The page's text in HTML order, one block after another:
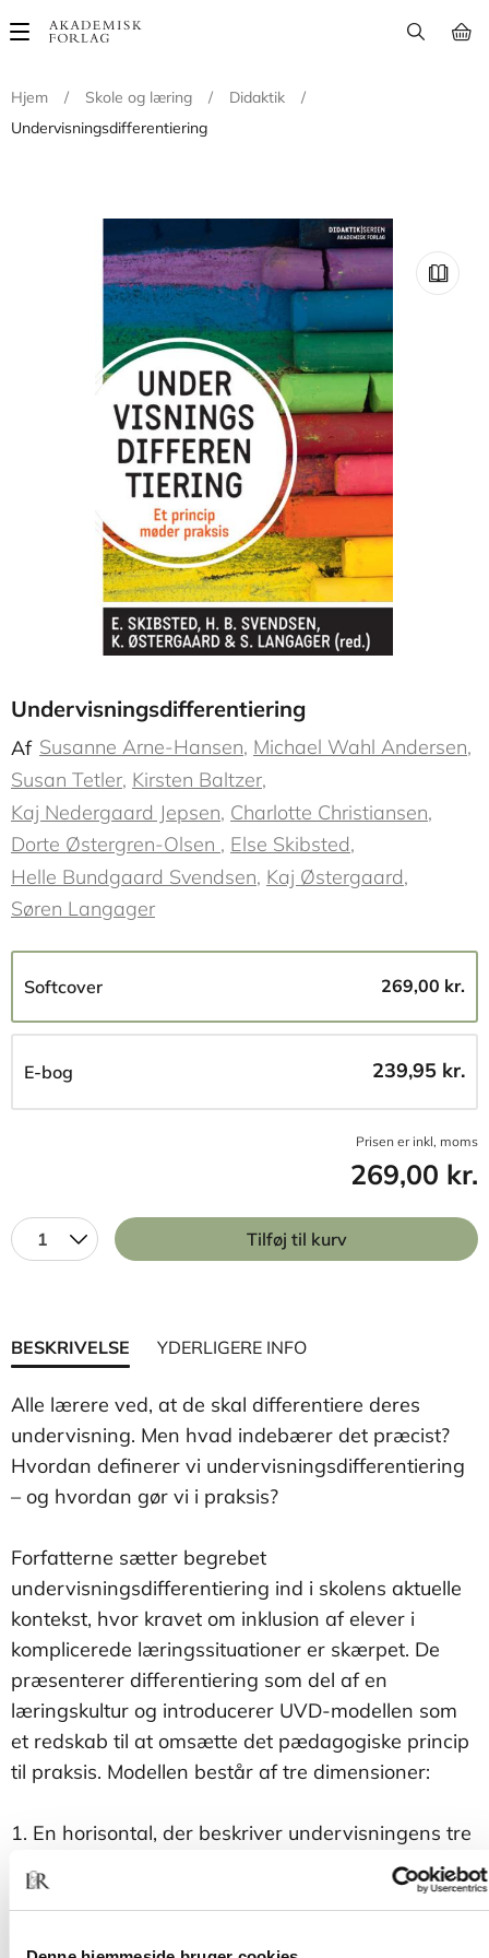
Main
Hjem
/ Skole og læring / Didaktik
/
Undervisningsdifferentiering
Undervisningsdifferentiering
Af Susanne Arne-Hansen Michael Wahl Andersen
Susan Tetler Kirsten Baltzer
Kaj Nedergaard Jepsen Charlotte Christiansen
Dorte Østergren-Olsen
Else Skibsted
Helle Bundgaard Svendsen Kaj Østergaard
Søren Langager
Softcover 269,00 kr.
E-bog 239,95 kr.
Prisen er inkl, moms
269,00 kr.
1 Tilføj til kurv
BESKRIVELSE YDERLIGERE INFO
Alle lærere ved, at de skal differentiere deres
undervisning. Men hvad indebærer det præcist?
Hvordan definerer vi undervisningsdifferentiering
– og hvordan gør vi i praksis?
Forfatterne sætter begrebet
undervisningsdifferentiering ind i skolens aktuelle
kontekst, hvor kravet om inklusion af elever i
komplicerede læringssituationer er skærpet. De
præsenterer differentiering som del af en
læringskultur og introducerer UVD-modellen som
et redskab til at omsætte det pædagogiske princip
til praksis. Modellen består af tre dimensioner:
1. En horisontal, der beskriver undervisningens tre
faser: målformulering, udforskning og evaluering.
2. En vertikal, der beskriver forskellige niveauer